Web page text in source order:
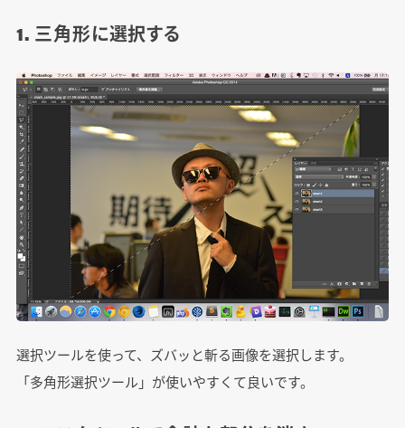
1. 三角形に選択する
選択ツールを使って、ズバッと斬る画像を選択します。
「多角形選択ツール」が使いやすくて良いです。